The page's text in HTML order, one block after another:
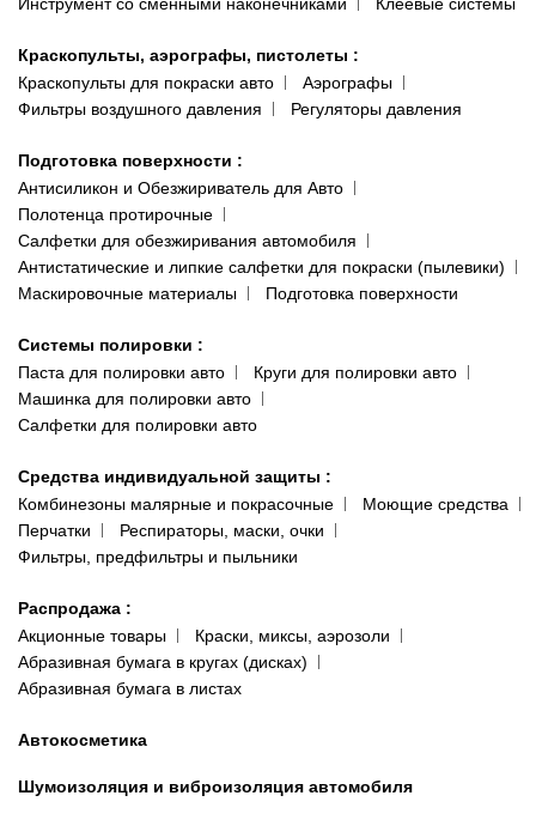
Краскопульты, аэрографы, пистолеты :
Краскопульты для покраски авто
Аэрографы
Фильтры воздушного давления
Регуляторы давления
Подготовка поверхности :
Антисиликон и Обезжириватель для Авто
Полотенца протирочные
Салфетки для обезжиривания автомобиля
Антистатические и липкие салфетки для покраски (пылевики)
Маскировочные материалы
Подготовка поверхности
Системы полировки :
Паста для полировки авто
Круги для полировки авто
Машинка для полировки авто
Салфетки для полировки авто
Средства индивидуальной защиты :
Комбинезоны малярные и покрасочные
Моющие средства
Перчатки
Респираторы, маски, очки
Фильтры, предфильтры и пыльники
Распродажа :
Акционные товары
Краски, миксы, аэрозоли
Абразивная бумага в кругах (дисках)
Абразивная бумага в листах
Автокосметика
Шумоизоляция и виброизоляция автомобиля